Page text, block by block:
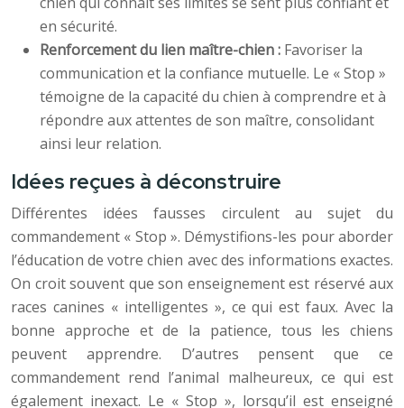
en sécurité.
Renforcement du lien maître-chien : Favoriser la
communication et la confiance mutuelle. Le « Stop »
témoigne de la capacité du chien à comprendre et à
répondre aux attentes de son maître, consolidant
ainsi leur relation.
Idées reçues à déconstruire
Différentes idées fausses circulent au sujet du
commandement « Stop ». Démystifions-les pour aborder
l’éducation de votre chien avec des informations exactes.
On croit souvent que son enseignement est réservé aux
races canines « intelligentes », ce qui est faux. Avec la
bonne approche et de la patience, tous les chiens
peuvent apprendre. D’autres pensent que ce
commandement rend l’animal malheureux, ce qui est
également inexact. Le « Stop », lorsqu’il est enseigné